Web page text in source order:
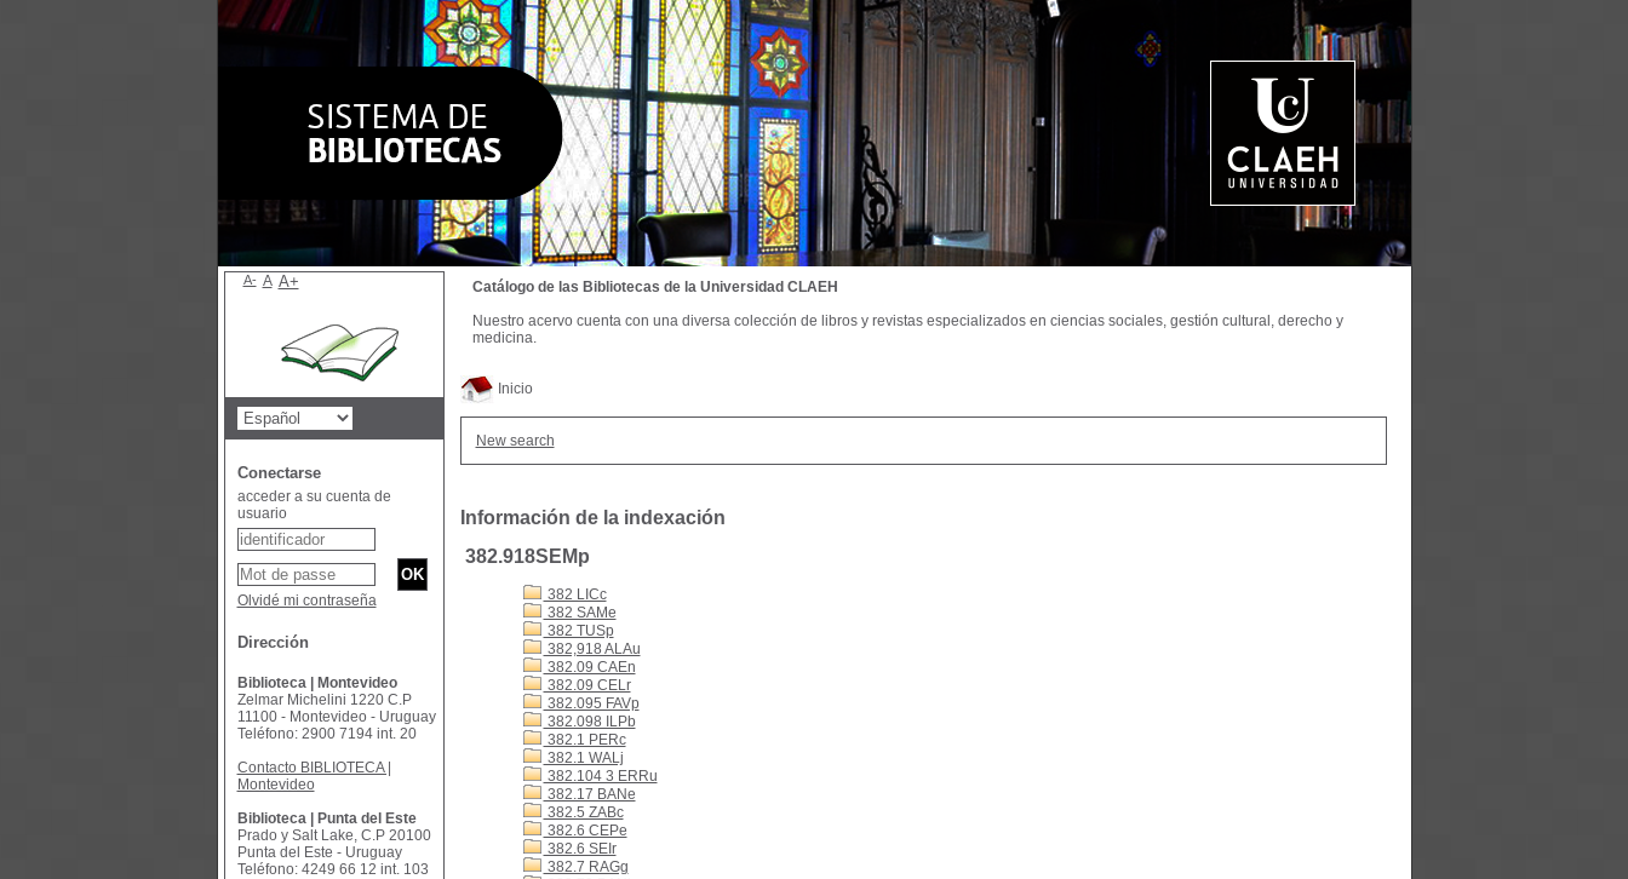
Inicio
New search
Información de la indexación
382.918SEMp
382 LICc
382 SAMe
382 TUSp
382,918 ALAu
382.09 CAEn
382.09 CELr
382.095 FAVp
382.098 ILPb
382.1 PERc
382.1 WALj
382.104 3 ERRu
382.17 BANe
382.5 ZABc
382.6 CEPe
382.6 SEIr
382.7 RAGg
Catálogo de las Bibliotecas de la Universidad CLAEH
Nuestro acervo cuenta con una diversa colección de libros y revistas especializados en ciencias sociales, gestión cultural, derecho y
medicina.
A- A A+
Conectarse
acceder a su cuenta de
usuario
Olvidé mi contraseña
Dirección
Biblioteca | Montevideo
Zelmar Michelini 1220 C.P
11100 - Montevideo - Uruguay
Teléfono: 2900 7194 int. 20
Contacto BIBLIOTECA |
Montevideo
Biblioteca | Punta del Este
Prado y Salt Lake, C.P 20100
Punta del Este - Uruguay
Teléfono: 4249 66 12 int. 103